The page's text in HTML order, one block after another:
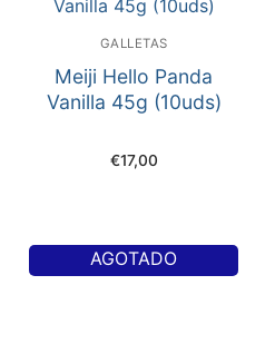
GALLETAS
Meiji Hello Panda
Vanilla 45g (10uds)
€17,00
AGOTADO